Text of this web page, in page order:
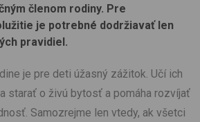
členom rodiny. Pre
je potrebné dodržiavať len
pravidiel.
je pre deti úžasný zážitok. Učí ich
starať o živú bytosť a pomáha rozvíjať
Samozrejme len vtedy, ak všetci